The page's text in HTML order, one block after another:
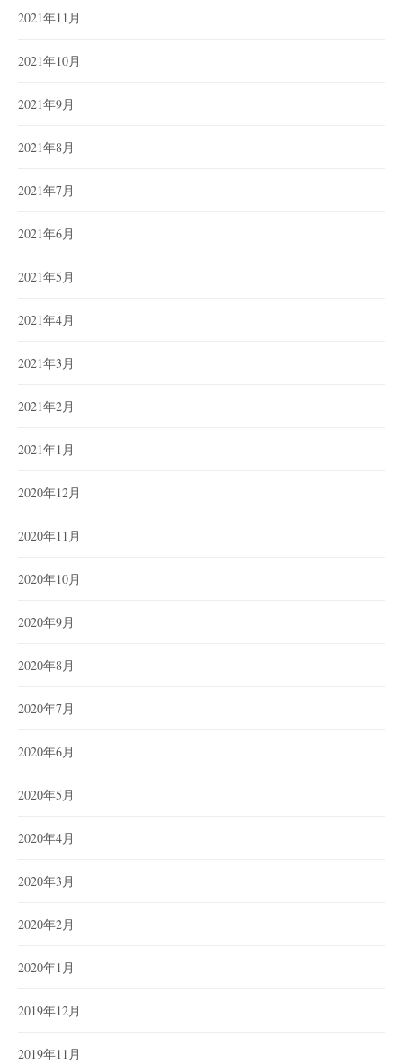
2021年11月
2021年10月
2021年9月
2021年8月
2021年7月
2021年6月
2021年5月
2021年4月
2021年3月
2021年2月
2021年1月
2020年12月
2020年11月
2020年10月
2020年9月
2020年8月
2020年7月
2020年6月
2020年5月
2020年4月
2020年3月
2020年2月
2020年1月
2019年12月
2019年11月